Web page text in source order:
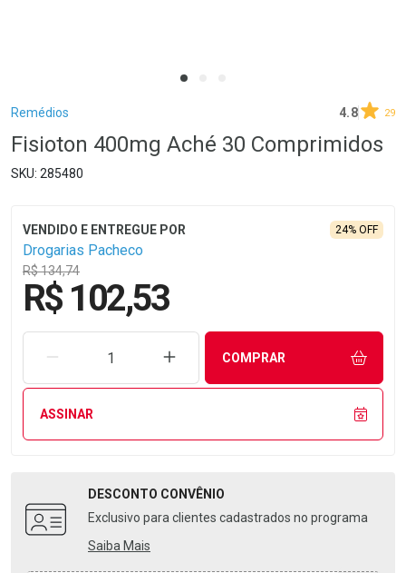
Breadcrumb
Remédios 4.8 29
Fisioton 400mg Aché 30 Comprimidos
285480
Drogarias Pacheco
R$ 134,74
24% OFF
R$ 102,53
REMOVER UMA UNIDADEAUMENTAR UMA UNIDADE
COMPRAR
ASSINAR
DESCONTO CONVÊNIO
Exclusivo para clientes cadastrados no programa
Saiba Mais